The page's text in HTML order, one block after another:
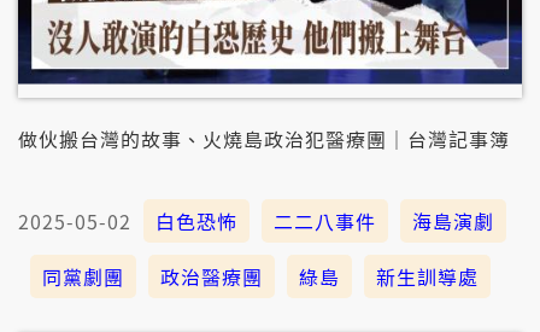
做伙搬台灣的故事、火燒島政治犯醫療團｜台灣記事簿
2025-05-02 白色恐怖 二二八事件
海島演劇
同黨劇團
政治醫療團 綠島 新生訓導處